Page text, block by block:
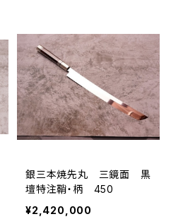
銀三本焼先丸 三鏡面 黒
壇特注鞘・柄 450
¥2,420,000